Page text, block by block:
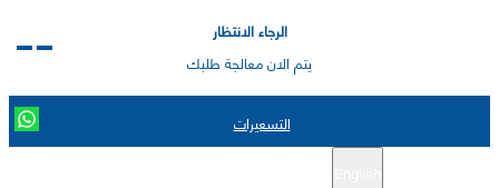
الرجاء الانتظار
يتم الان معالجة طلبك
التسعيرات